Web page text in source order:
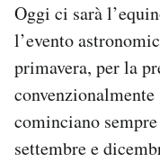
SHOP
CALENDARIO
AREA PERSONALE
Oggi ci sarà
l’evento
primavera, per la
cominciano
settembre e